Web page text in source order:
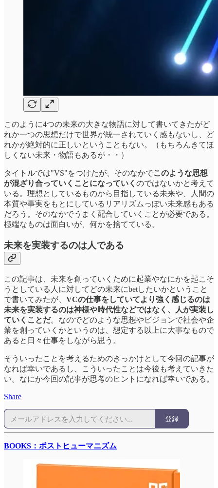
このように4つの未来の大きな物語に対して書いてきたがど
れか一つの思想だけで世界が統一されていく感もないし、ど
れかが絶対的に正しいということもない。（もちろんきてほ
しくない未来・物語もあるが・・）
タイトルでは"VS"をつけたが、そのなかでこのような思想
が混ざり合っていくことになっていく のではないかと考えて
いる。理想としているものから目指している未来や、人間の
本質や事実をもとにしているリアリズムっぽい未来感もある
だろう。そのなかでうまく配合していくことが必要である。
極端なものは面白いが、何かを捨てている。
未来を実装するのは人である
この記事は、未来を創っていくために起業やなにかを起こそ
うとしている人に対してどの未来にbetしたいかということ
で書いてみたが、 VCの仕事をしていてより強く感じるのは
未来を実装するのは神様や時代性などではなく、人が実装し
ていくことだ。なのでどのような思想やビジョンで社会や企
業を創っていくかというのは、想定する以上に大事なもので
あると日々仕事をしながら思う。
そういったことを考えるためのきっかけとして今回の記事が
なれば幸いであるし、こういったことは今後も考えていきた
い。なにか今回の記事が思考のヒントになれば幸いである。
Share
登録
BOOKS：ポストヒューマニズム